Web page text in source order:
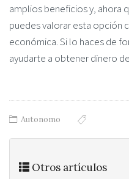
amplios beneficios y, ahora
puedes valorar esta opción
económica. Si lo haces de
ayudarte a obtener dinero
Autonomo
Otros artículos